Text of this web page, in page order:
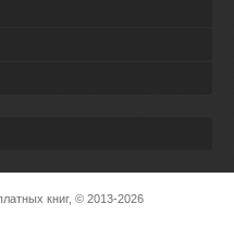
книг, © 2013-2026